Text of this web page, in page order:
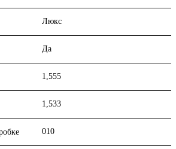
Люкс
Да
1,555
1,533
010